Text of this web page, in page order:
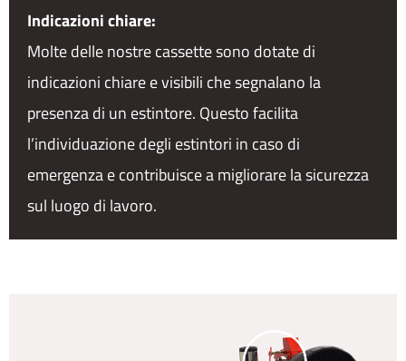
Indicazioni chiare:
Molte delle nostre cassette sono dotate di
indicazioni chiare e visibili che segnalano la
presenza di un estintore. Questo facilita
l’individuazione degli estintori in caso di
emergenza e contribuisce a migliorare la sicurezza
sul luogo di lavoro.